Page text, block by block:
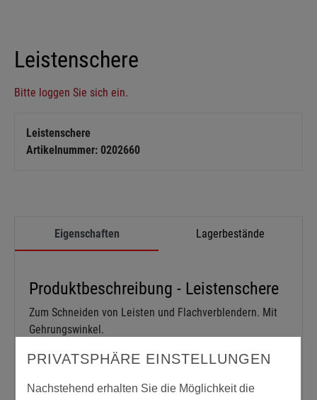
Leistenschere
Bitte loggen Sie sich ein.
Leistenschere
Artikelnummer: 0202660
Eigenschaften Lagerbestände
Produktbeschreibung - Leistenschere
Zum Schneiden von Leisten und Flachverblendern. Mit
Gehrungswinkel.
PRIVATSPHÄRE EINSTELLUNGEN
Nachstehend erhalten Sie die Möglichkeit die